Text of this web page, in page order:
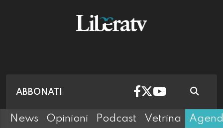
ABBONATI
News Opinioni Podcast Vetrina